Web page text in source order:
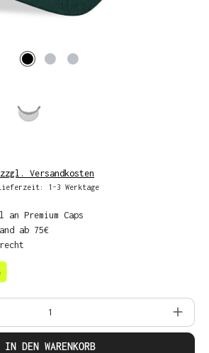
Versandkosten
1-3 Werktage
Premium Caps
ab 75€
Gib den gewünschten
IN DEN WARENKORB